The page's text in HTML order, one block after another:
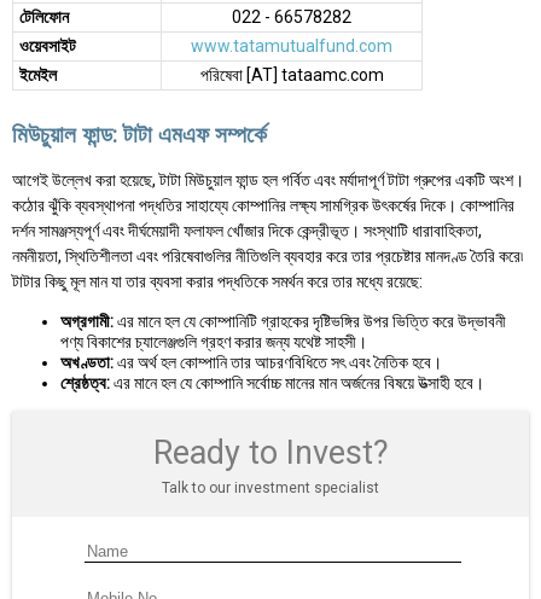
টেলিফোন
022 - 66578282
ওয়েবসাইট
www.tatamutualfund.com
ইমেইল
পরিষেবা [AT] tataamc.com
মিউচুয়াল ফান্ড: টাটা এমএফ সম্পর্কে
আগেই উল্লেখ করা হয়েছে, টাটা মিউচুয়াল ফান্ড হল গর্বিত এবং মর্যাদাপূর্ণ টাটা গ্রুপের একটি অংশ।
কঠোর ঝুঁকি ব্যবস্থাপনা পদ্ধতির সাহায্যে কোম্পানির লক্ষ্য সামগ্রিক উৎকর্ষের দিকে। কোম্পানির
দর্শন সামঞ্জস্যপূর্ণ এবং দীর্ঘমেয়াদী ফলাফল খোঁজার দিকে কেন্দ্রীভূত। সংস্থাটি ধারাবাহিকতা,
নমনীয়তা, স্থিতিশীলতা এবং পরিষেবাগুলির নীতিগুলি ব্যবহার করে তার প্রচেষ্টার মানদণ্ড তৈরি করে৷
টাটার কিছু মূল মান যা তার ব্যবসা করার পদ্ধতিকে সমর্থন করে তার মধ্যে রয়েছে:
অগ্রগামী:এর মানে হল যে কোম্পানিটি গ্রাহকের দৃষ্টিভঙ্গির উপর ভিত্তি করে উদ্ভাবনী
পণ্য বিকাশের চ্যালেঞ্জগুলি গ্রহণ করার জন্য যথেষ্ট সাহসী।
অখণ্ডতা:এর অর্থ হল কোম্পানি তার আচরণবিধিতে সৎ এবং নৈতিক হবে।
শ্রেষ্ঠত্ব:এর মানে হল যে কোম্পানি সর্বোচ্চ মানের মান অর্জনের বিষয়ে উত্সাহী হবে।
Ready to Invest?
Talk to our investment specialist